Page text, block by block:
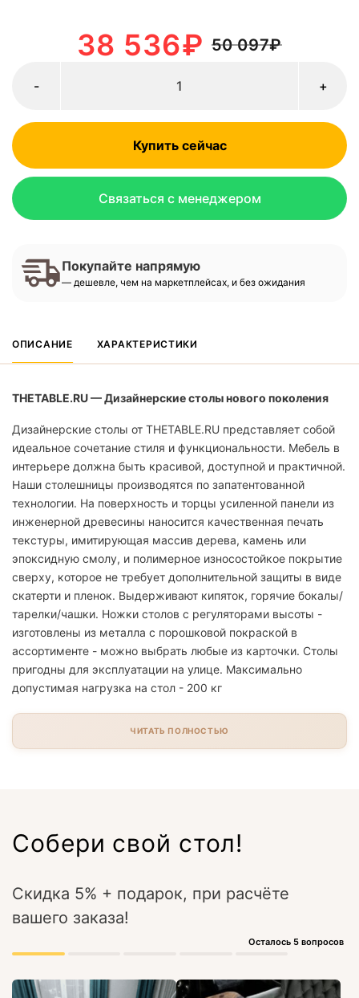
50 097₽
38 536₽
+
-
Купить сейчас
Связаться с менеджером
Покупайте напрямую
— дешевле, чем на маркетплейсах, и без ожидания
ОПИСАНИЕ ХАРАКТЕРИСТИКИ
THETABLE.RU — Дизайнерские столы нового поколения
Дизайнерские столы от THETABLE.RU представляет собой
идеальное сочетание стиля и функциональности. Мебель в
интерьере должна быть красивой, доступной и практичной.
Наши столешницы производятся по запатентованной
технологии. На поверхность и торцы усиленной панели из
инженерной древесины наносится качественная печать
текстуры, имитирующая массив дерева, камень или
эпоксидную смолу, и полимерное износостойкое покрытие
сверху, которое не требует дополнительной защиты в виде
скатерти и пленок. Выдерживают кипяток, горячие бокалы/
тарелки/чашки. Ножки столов с регуляторами высоты -
изготовлены из металла с порошковой покраской в
ассортименте - можно выбрать любые из карточки. Столы
пригодны для эксплуатации на улице. Максимально
допустимая нагрузка на стол - 200 кг
ЧИТАТЬ ПОЛНОСТЬЮ
Собери свой стол!
Скидка 5% + подарок, при расчёте
вашего заказа!
Осталось 5 вопросов